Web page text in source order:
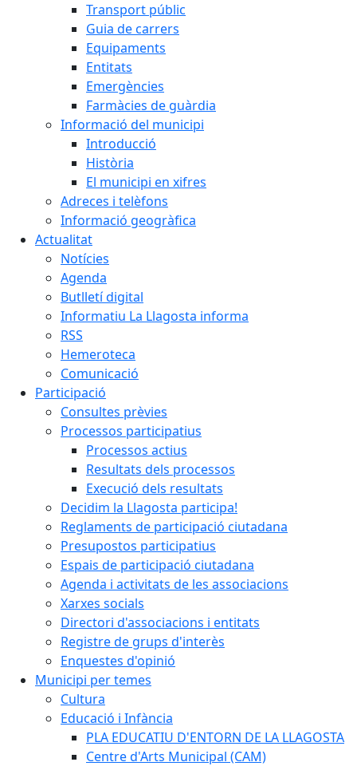
Transport públic
Guia de carrers
Equipaments
Entitats
Emergències
Farmàcies de guàrdia
Informació del municipi
Introducció
Història
El municipi en xifres
Adreces i telèfons
Informació geogràfica
Actualitat
Notícies
Agenda
Butlletí digital
Informatiu La Llagosta informa
RSS
Hemeroteca
Comunicació
Participació
Consultes prèvies
Processos participatius
Processos actius
Resultats dels processos
Execució dels resultats
Decidim la Llagosta participa!
Reglaments de participació ciutadana
Presupostos participatius
Espais de participació ciutadana
Agenda i activitats de les associacions
Xarxes socials
Directori d'associacions i entitats
Registre de grups d'interès
Enquestes d'opinió
Municipi per temes
Cultura
Educació i Infància
PLA EDUCATIU D'ENTORN DE LA LLAGOSTA
Centre d'Arts Municipal (CAM)